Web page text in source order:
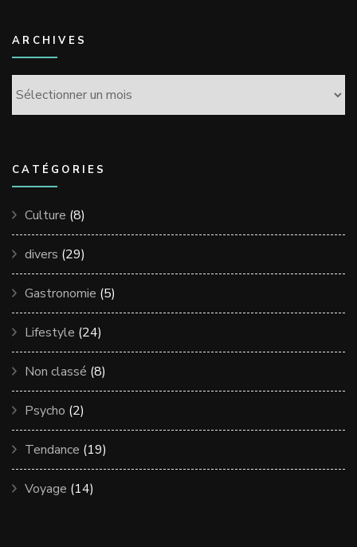
ARCHIVES
Archives
CATÉGORIES
Culture (8)
divers (29)
Gastronomie (5)
Lifestyle (24)
Non classé (8)
Psycho (2)
Tendance (19)
Voyage (14)